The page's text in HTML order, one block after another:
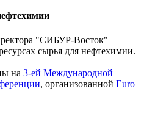
"СИБУР-Восток"
сырья для нефтехимии.
на 3-ей Международной
, организованной Euro